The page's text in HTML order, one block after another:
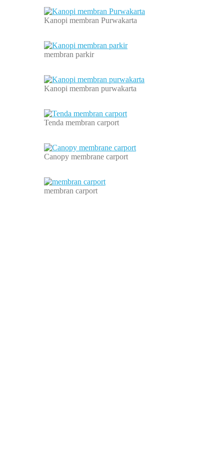
Kanopi membran Purwakarta
membran parkir
Kanopi membran purwakarta
Tenda membran carport
Canopy membrane carport
membran carport